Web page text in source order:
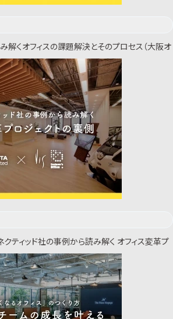
解くオフィスの課題解決とそのプロセス（大阪オ
クティッド社の事例から読み解く オフィス変革プ